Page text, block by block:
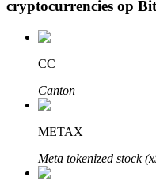
Auto Invest
Grijp langetermijnwinst
cryptocurrencies op
CC
Canton
METAX
Meta tokenized stock